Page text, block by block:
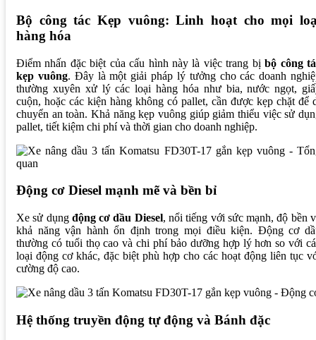
Bộ công tác Kẹp vuông: Linh hoạt cho mọi
hàng hóa
Điểm nhấn đặc biệt của cấu hình này là việc trang bịbộ công
kẹp vuông. Đây là một giải pháp lý tưởng cho các doanh
thường xuyên xử lý các loại hàng hóa như bia, nước ngọt,
cuộn, hoặc các kiện hàng không có pallet, cần được kẹp chặt để
chuyển an toàn. Khả năng kẹp vuông giúp giảm thiểu việc sử
pallet, tiết kiệm chi phí và thời gian cho doanh nghiệp.
Động cơ Diesel mạnh mẽ và bền bỉ
Xe sử dụng động cơ dầu Diesel, nổi tiếng với sức mạnh, độ bền
khả năng vận hành ổn định trong mọi điều kiện. Động cơ
thường có tuổi thọ cao và chi phí bảo dưỡng hợp lý hơn so với
loại động cơ khác, đặc biệt phù hợp cho các hoạt động liên tục
cường độ cao.
Hệ thống truyền động tự động và Bánh đặc